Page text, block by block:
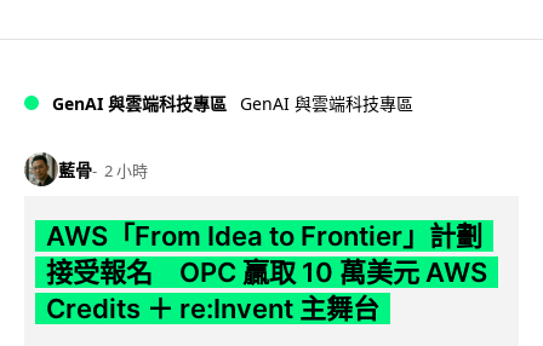
GenAI 與雲端科技專區 GenAI 與雲端科技專區
藍骨 2 小時
AWS「From Idea to Frontier」計劃
接受報名 OPC 贏取 10 萬美元 AWS
Credits ＋ re:Invent 主舞台